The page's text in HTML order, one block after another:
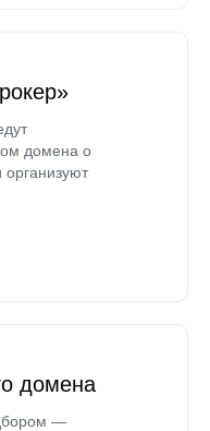
домена о
домена
—